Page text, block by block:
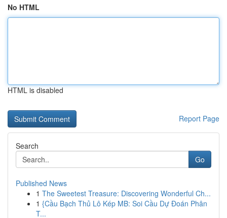
No HTML
HTML is disabled
Report Page
Search
Go
Published News
1 The Sweetest Treasure: Discovering Wonderful Ch...
1 {Cầu Bạch Thủ Lô Kép MB: Soi Cầu Dự Đoán Phân
T...